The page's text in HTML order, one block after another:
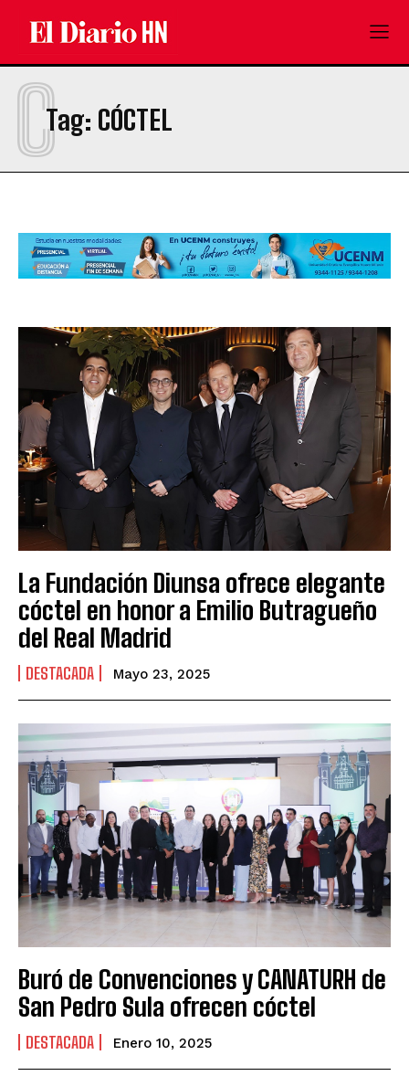
Tag: CÓCTEL
C
La Fundación Diunsa ofrece elegante
cóctel en honor a Emilio Butragueño
del Real Madrid
DESTACADA Mayo 23, 2025
Buró de Convenciones y CANATURH de
San Pedro Sula ofrecen cóctel
DESTACADA Enero 10, 2025